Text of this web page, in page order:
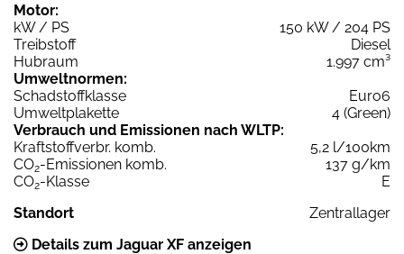
Motor:
kW / PS
150 kW / 204 PS
Treibstoff
Diesel
Hubraum
1.997 cm³
Umweltnormen:
Schadstoffklasse
Euro6
Umweltplakette
4 (Green)
Verbrauch und Emissionen nach WLTP:
Kraftstoffverbr. komb.
5,2 l/100km
CO2-Emissionen komb.
137 g/km
CO2-Klasse
E
Standort
Zentrallager
Details zum Jaguar XF anzeigen